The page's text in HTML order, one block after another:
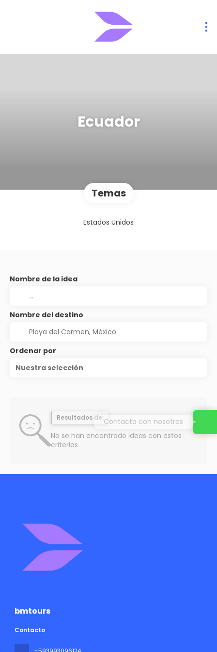
Ecuador
Temas
Estados Unidos
Nombre de la idea
Nombre del destino
Ordenar por
Nuestra selección
Resultados de:
No se han encontrado ideas con estos
criterios
bmtours
Contacto
Contacta con nosotros